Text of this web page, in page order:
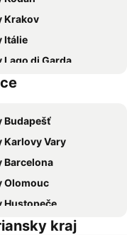
Krakov
Itálie
Lago di Garda
Budapešť
Karlovy Vary
Barcelona
Olomouc
Hustopeče
Hurghadakraj